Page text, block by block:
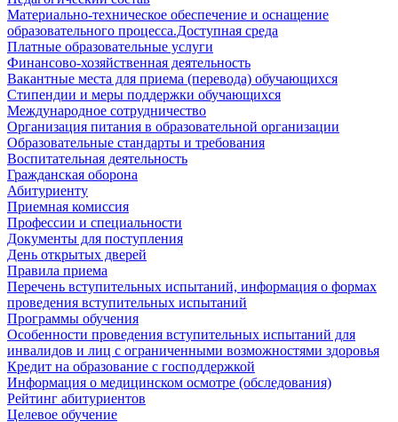
Материально-техническое обеспечение и оснащение
образовательного процесса.Доступная среда
Платные образовательные услуги
Финансово-хозяйственная деятельность
Вакантные места для приема (перевода) обучающихся
Стипендии и меры поддержки обучающихся
Международное сотрудничество
Организация питания в образовательной организации
Образовательные стандарты и требования
Воспитательная деятельность
Гражданская оборона
Абитуриенту
Приемная комиссия
Профессии и специальности
Документы для поступления
День открытых дверей
Правила приема
Перечень вступительных испытаний, информация о формах
проведения вступительных испытаний
Программы обучения
Особенности проведения вступительных испытаний для
инвалидов и лиц с ограниченными возможностями здоровья
Кредит на образование с господдержкой
Информация о медицинском осмотре (обследования)
Рейтинг абитуриентов
Целевое обучение